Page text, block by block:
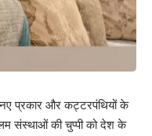
नए प्रकार और कट्टरपंथियों के
संस्थाओं की चुप्पी को देश के